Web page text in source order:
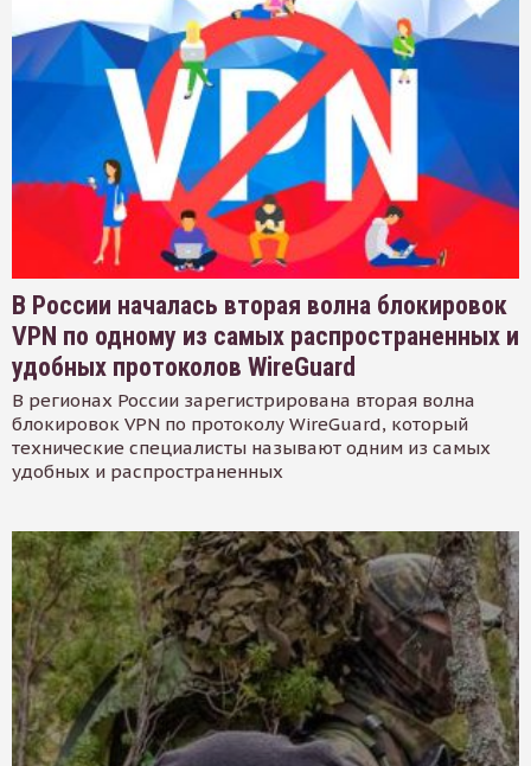
В России началась вторая волна блокировок
VPN по одному из самых распространенных и
удобных протоколов WireGuard
В регионах России зарегистрирована вторая волна
блокировок VPN по протоколу WireGuard, который
технические специалисты называют одним из самых
удобных и распространенных